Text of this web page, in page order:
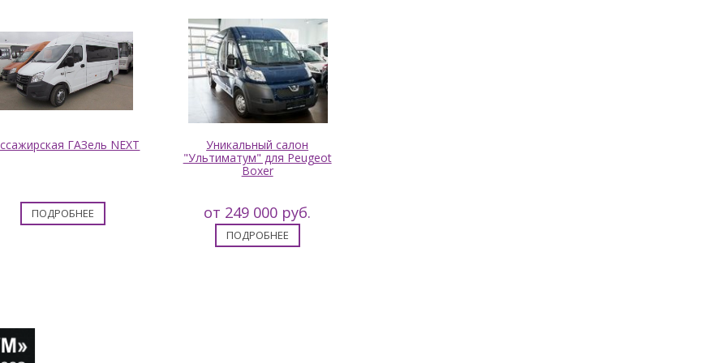
ГАЗель NEXT
ПОДРОБНЕЕ
Уникальный салон
"Ультиматум" для Peugeot
Boxer
от 249 000 руб.
ПОДРОБНЕЕ